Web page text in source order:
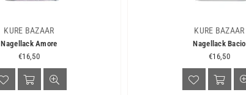
KURE BAZAAR
Nagellack Amore
Normaler
€16,50
KURE BAZAAR
Nagellack Bacio
Normaler
€16,50